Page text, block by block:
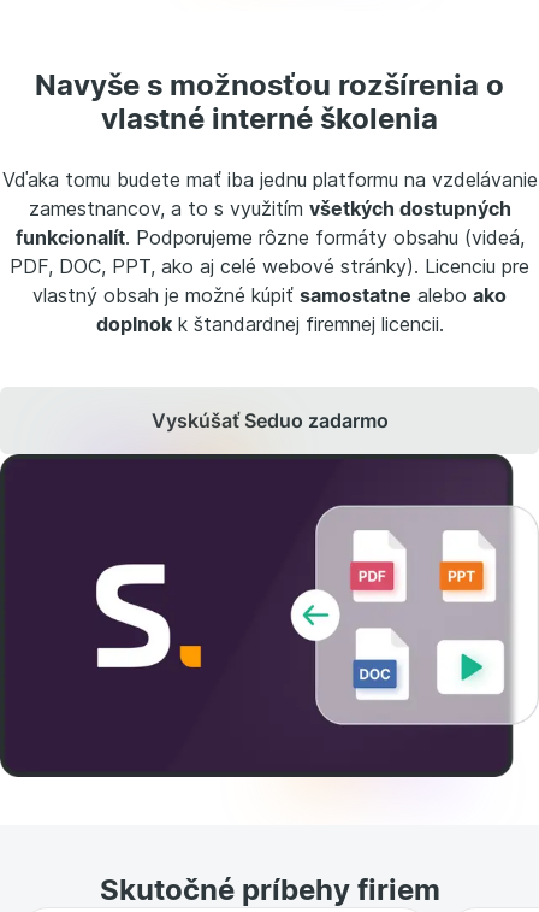
Navyše s možnosťou rozšírenia o
vlastné interné školenia
Vďaka tomu budete mať iba jednu platformu na vzdelávanie
zamestnancov, a to s využitím všetkých dostupných
funkcionalít. Podporujeme rôzne formáty obsahu (videá,
PDF, DOC, PPT, ako aj celé webové stránky). Licenciu pre
vlastný obsah je možné kúpiť samostatne alebo ako
doplnokk štandardnej firemnej licencii.
Vyskúšať Seduo zadarmo
Skutočné príbehy firiem